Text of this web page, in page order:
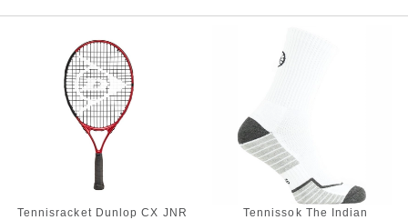
Tennisracket Dunlop CX JNR
Tennissok The Indian